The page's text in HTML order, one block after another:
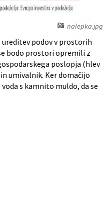
nalepka.jpg
podov v prostorih
bodo prostori opremili z
poslopja (hlev
umivalnik. Ker domačijo
s kamnito muldo, da se